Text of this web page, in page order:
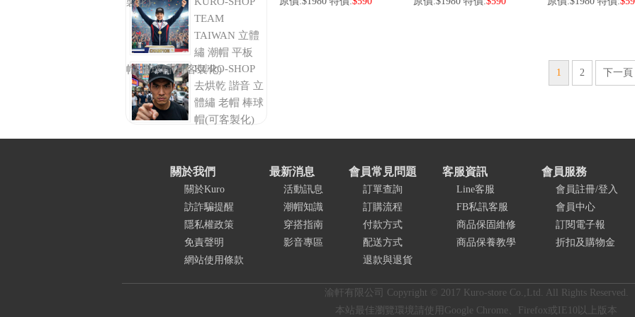
TEAM
TAIWAN 立體
繡 潮帽 平板
帽-棒球帽(可客製化)KURO-SHOP
去烘乾 諧音 立
體繡 老帽 棒球
帽(可客製化)
1 2 下一頁
關於我們
關於Kuro
訪詐騙提醒
隱私權政策
免責聲明
網站使用條款
最新消息
活動訊息
潮帽知識
穿搭指南
影音專區
會員常見問題
訂單查詢
訂購流程
付款方式
配送方式
退款與退貨
客服資訊
Line客服
FB私訊客服
商品保固維修
商品保養教學
會員服務
會員註冊/登入
會員中心
訂閱電子報
折扣及購物金
渝軒有限公司 Copyright © 2017 Kuro-store Co.,Ltd. All Rights Reserved.
本站最佳瀏覽環境請使用Google Chrome、Firefox或IE10以上版本